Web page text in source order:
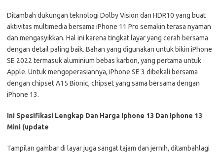
Ditambah dukungan teknologi Dolby Vision dan HDR10 yang buat
aktivitas multimedia bersama iPhone 11 Pro semakin terasa nyaman
dan mengasyikkan. Hal ini karena tingkat layar yang cerah bersama
dengan detail paling baik. Bahan yang digunakan untuk bikin iPhone
SE 2022 termasuk aluminium bebas karbon, yang pertama untuk
Apple. Untuk mengoperasiannya, iPhone SE 3 dibekali bersama
dengan chipset A15 Bionic, chipset yang sama bersama dengan
iPhone 13.
Ini Spesifikasi Lengkap Dan Harga Iphone 13 Dan Iphone 13
Mini (update
Tampilan gambar di layar juga sangat tajam dan jernih, ditambahlagi